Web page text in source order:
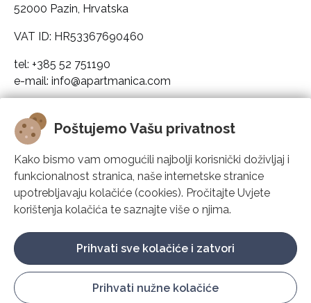
Poštujemo Vašu privatnost
Kako bismo vam omogućili najbolji korisnički doživljaj i
funkcionalnost stranica, naše internetske stranice
upotrebljavaju kolačiće (cookies). Pročitajte Uvjete
korištenja kolačića te saznajte više o njima.
Prihvati nužne kolačiće
Prihvati sve kolačiće i zatvori
52000 Pazin, Hrvatska
VAT ID: HR53367690460
tel: +385 52 751190
e-mail: info@apartmanica.com
Apartmanica
Rješenje
Podrška